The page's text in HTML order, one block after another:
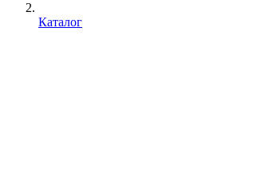
Каталог